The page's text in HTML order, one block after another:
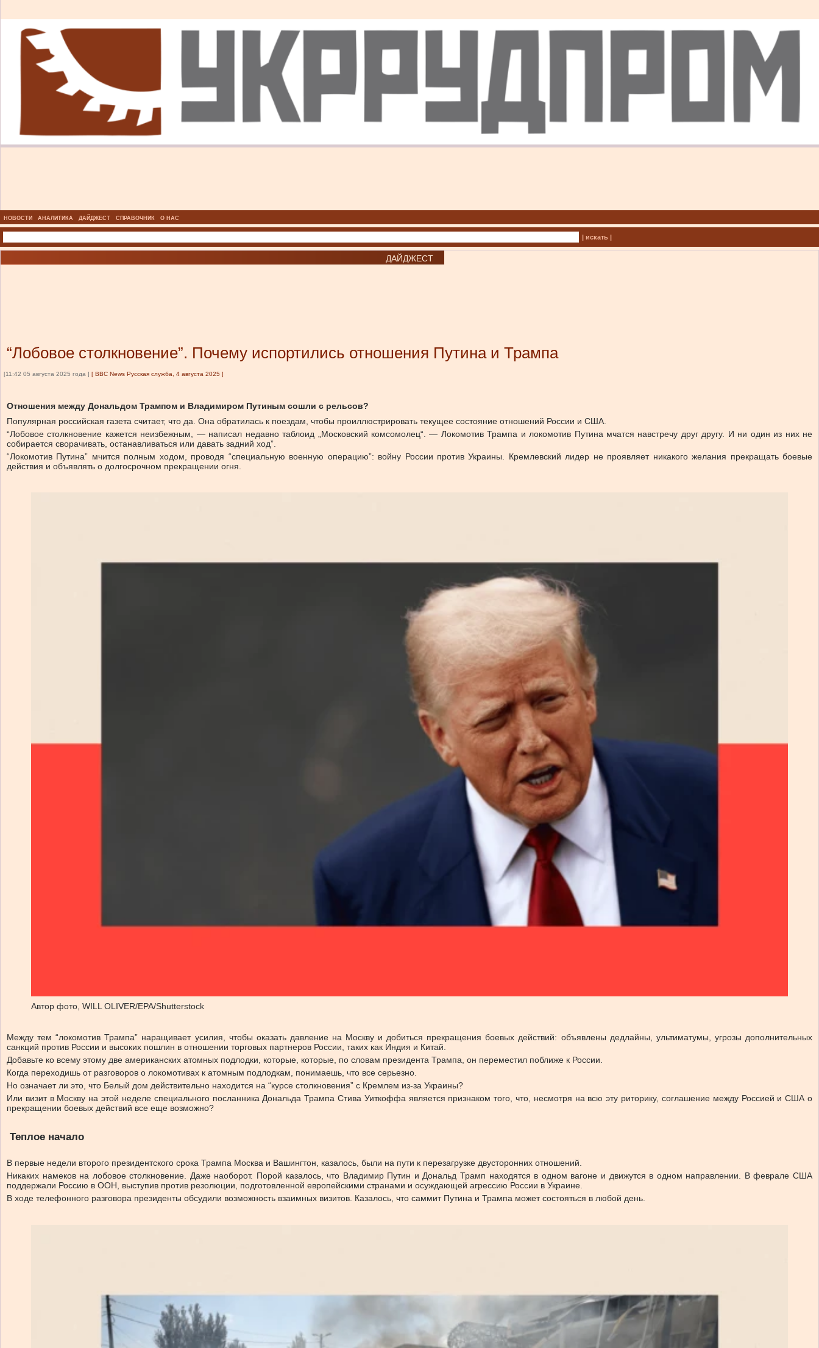
НОВОСТИ АНАЛИТИКА ДАЙДЖЕСТ СПРАВОЧНИК О НАС
| искать |
ДАЙДЖЕСТ
“Лобовое столкновение”. Почему испортились отношения Путина и Трампа
[11:42 05 августа 2025 года ] [ BBC News Русская служба, 4 августа 2025 ]
Отношения между Дональдом Трампом и Владимиром Путиным сошли с рельсов?
Популярная российская газета считает, что да. Она обратилась к поездам, чтобы проиллюстрировать текущее состояние отношений России и США.
“Лобовое столкновение кажется неизбежным, — написал недавно таблоид „Московский комсомолец“. — Локомотив Трампа и локомотив Путина мчатся навстречу друг другу. И ни один из них не
собирается сворачивать, останавливаться или давать задний ход”.
“Локомотив Путина” мчится полным ходом, проводя “специальную военную операцию”: войну России против Украины. Кремлевский лидер не проявляет никакого желания прекращать боевые
действия и объявлять о долгосрочном прекращении огня.
Автор фото, WILL OLIVER/EPA/Shutterstock
Между тем “локомотив Трампа” наращивает усилия, чтобы оказать давление на Москву и добиться прекращения боевых действий: объявлены дедлайны, ультиматумы, угрозы дополнительных
санкций против России и высоких пошлин в отношении торговых партнеров России, таких как Индия и Китай.
Добавьте ко всему этому две американских атомных подлодки, которые, которые, по словам президента Трампа, он переместил поближе к России.
Когда переходишь от разговоров о локомотивах к атомным подлодкам, понимаешь, что все серьезно.
Но означает ли это, что Белый дом действительно находится на “курсе столкновения” с Кремлем из-за Украины?
Или визит в Москву на этой неделе специального посланника Дональда Трампа Стива Уиткоффа является признаком того, что, несмотря на всю эту риторику, соглашение между Россией и США о
прекращении боевых действий все еще возможно?
Теплое начало
В первые недели второго президентского срока Трампа Москва и Вашингтон, казалось, были на пути к перезагрузке двусторонних отношений.
Никаких намеков на лобовое столкновение. Даже наоборот. Порой казалось, что Владимир Путин и Дональд Трамп находятся в одном вагоне и движутся в одном направлении. В феврале США
поддержали Россию в ООН, выступив против резолюции, подготовленной европейскими странами и осуждающей агрессию России в Украине.
В ходе телефонного разговора президенты обсудили возможность взаимных визитов. Казалось, что саммит Путина и Трампа может состояться в любой день.